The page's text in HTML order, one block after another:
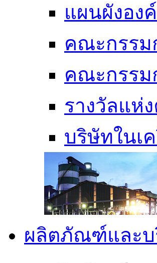
แผนผังอง
คณะกรรม
คณะกรรม
รางวัลแห่
บริษัทในเ
ผลิตภัณฑ์และบ